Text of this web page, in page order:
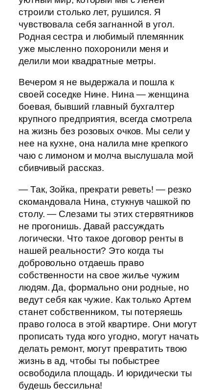
строили столько лет, рушился. Я
чувствовала себя загнанной в угол.
Родная сестра и любимый племянник
уже мысленно похоронили меня и
делили мои квадратные метры.
Вечером я не выдержала и пошла к
своей соседке Нине. Нина — женщина
боевая, бывший главный бухгалтер
крупного предприятия, всегда смотрела
на жизнь без розовых очков. Мы сели у
нее на кухне, она налила мне крепкого
чаю с лимоном и молча выслушала мой
сбивчивый рассказ.
— Так, Зойка, прекрати реветь! — резко
скомандовала Нина, стукнув чашкой по
столу. — Слезами ты этих стервятников
не прогонишь. Давай рассуждать
логически. Что такое договор ренты в
нашей реальности? Это когда ты
добровольно отдаешь право
собственности на свое жилье чужим
людям. Да, формально они родные, но
ведут себя как чужие. Как только Артем
станет собственником, ты потеряешь
право голоса в этой квартире. Они могут
прописать туда кого угодно, могут начать
делать ремонт, могут превратить твою
жизнь в ад, чтобы ты побыстрее
освободила площадь. И юридически ты
будешь бессильна!